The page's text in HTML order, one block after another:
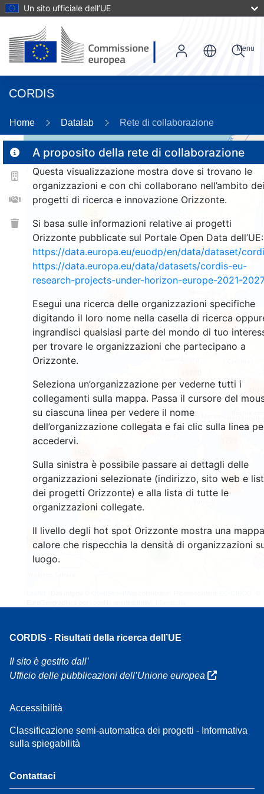
Un sito ufficiale dell’UE
CORDIS
Menu
Home Datalab Rete di collaborazione
A proposito della rete di collaborazione
Questa visualizzazione mostra dove si trovano le
organizzazioni e con chi collaborano nell’ambito dei
progetti di ricerca e innovazione Orizzonte.
Si basa sulle informazioni relative ai progetti
Orizzonte pubblicate sul Portale Open Data dell’UE:
https://data.europa.eu/euodp/en/data/dataset/
https://data.europa.eu/data/datasets/cordis-eu-
research-projects-under-horizon-europe-2021-2027
Esegui una ricerca delle organizzazioni specifiche
digitando il loro nome nella casella di ricerca
ingrandisci qualsiasi parte del mondo di tuo
per trovare le organizzazioni che partecipano a
Orizzonte.
Seleziona un’organizzazione per vederne tutti i
collegamenti sulla mappa. Passa il cursore del
su ciascuna linea per vedere il nome
dell’organizzazione collegata e fai clic sulla linea
accedervi.
Sulla sinistra è possibile passare ai dettagli delle
organizzazioni selezionate (indirizzo, sito web e
dei progetti Orizzonte) e alla lista di tutte le
organizzazioni collegate.
Il livello degli hot spot Orizzonte mostra una
calore che rispecchia la densità di organizzazioni
luogo.
164
1038
7
55
5223
1036
5804
311
4197
CORDIS - Risultati della ricerca dell’UE
Il sito è gestito dall’
Ufficio delle pubblicazioni dell’Unione europea
Accessibilità
Classificazione semi-automatica dei progetti - Informativa
sulla spiegabilità
Contattaci